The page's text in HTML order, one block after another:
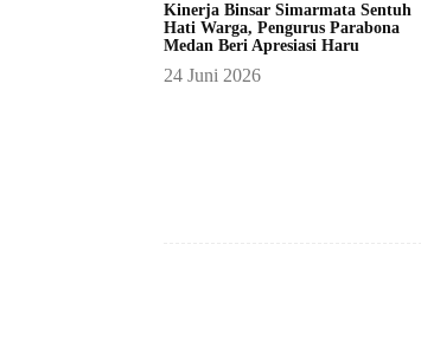
Kinerja Binsar Simarmata Sentuh
Hati Warga, Pengurus Parabona
Medan Beri Apresiasi Haru
24 Juni 2026